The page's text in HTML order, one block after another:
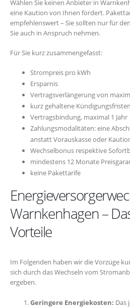
Wählen Sie keinen Anbieter in
eine Kaution von Ihnen fordert.
empfehlenswert – Sie sollten nur für
Sie auch in Anspruch nehmen.
Für Sie kurz zusammengefasst:
Strompreis pro kWh
Ersparnis
Vertragsverlängerung von
kurz gehaltene
Vertragsbindung, maximal 1 Jahr
Zahlungsmodalitäten: eine
anstatt Vorauskasse oder
Wechselbonus respektive
mindestens 12 Monate
keine Pakettarife
Warnkenhagen –
Vorteile
Im Folgenden haben wir die Vorzüge
sich durch das Wechseln vom
ergeben.
Geringere Energiekosten: Das